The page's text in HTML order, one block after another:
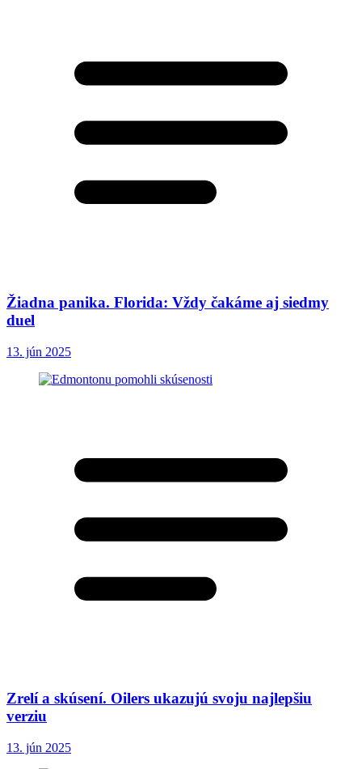
Žiadna panika. Florida: Vždy čakáme aj siedmy
duel
13. jún 2025
Zrelí a skúsení. Oilers ukazujú svoju najlepšiu
verziu
13. jún 2025